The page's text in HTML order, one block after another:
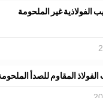
الأنابيب الفولاذية غير الملحومة